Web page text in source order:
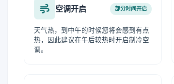
空调开启 部分时间开启
天气热，到中午的时候您将会感到有点
热，因此建议在午后较热时开启制冷空
调。